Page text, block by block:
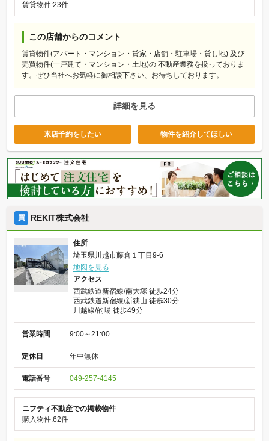
賃貸物件:23件
この店舗からのコメント
賃貸物件(アパート・マンション・貸家・店舗・駐車場・貸し地) 及び
売買物件(一戸建て・マンション・土地)の 不動産業務を扱っておりま
す。ぜひ当社へお気軽に御相談下さい、お待ちしております。
詳細を見る
来店予約をしたい 物件を紹介してほしい
買 REKIT株式会社
住所
埼玉県川越市藤倉１丁目9-6
地図を見る
アクセス
西武鉄道新宿線/南大塚 徒歩24分
西武鉄道新宿線/新狭山 徒歩30分
川越線/的場 徒歩49分
営業時間 9:00～21:00
定休日 年中無休
電話番号 049-257-4145
ニフティ不動産での掲載物件
購入物件:62件